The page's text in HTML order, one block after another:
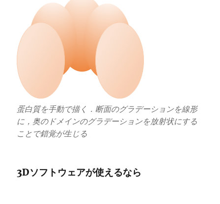
蛋白質を手動で描く．断面のグラデーションを線形
に，奥のドメインのグラデーションを放射状にする
ことで錯覚が生じる
3Dソフトウェアが使えるなら